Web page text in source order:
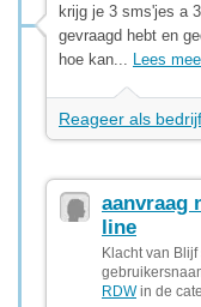
krijg je 3 sms'jes a
gevraagd hebt en
hoe kan... Lees
Reageer als bedrijf
aanvraag
line
Klacht van
RDWin de